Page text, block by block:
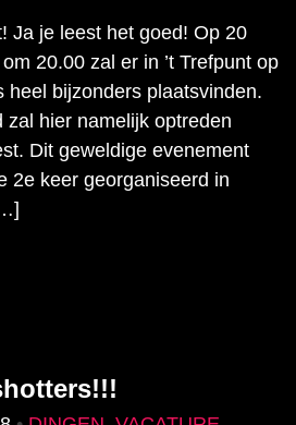
Ja je leest het goed! Op 20
20.00 zal er in ’t Trefpunt op
heel bijzonders plaatsvinden.
zal hier namelijk optreden
Dit geweldige evenement
2e keer georganiseerd in